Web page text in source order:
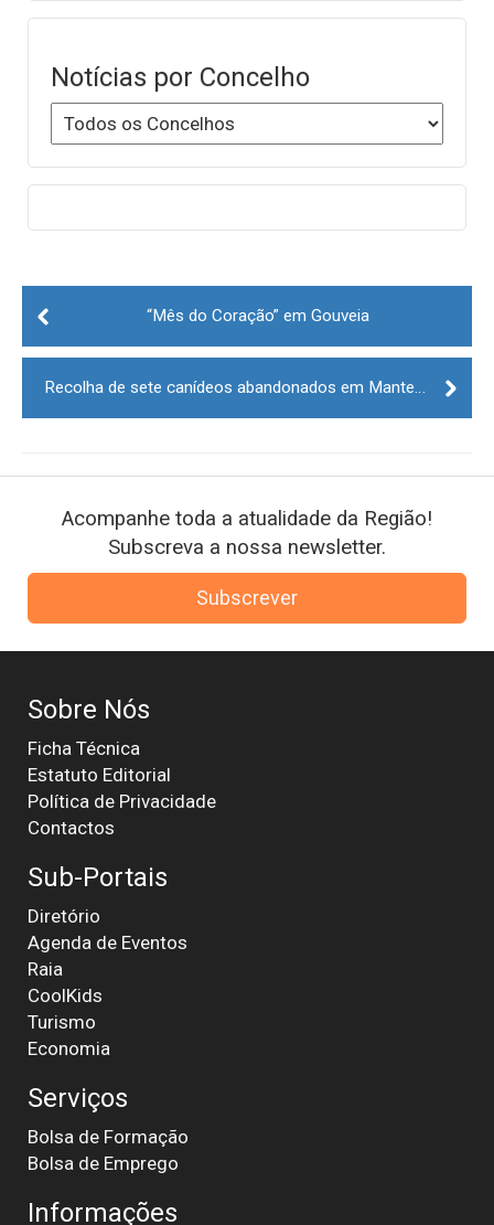
Notícias por Concelho
Post
navigation
“Mês do Coração” em Gouveia
Recolha de sete canídeos abandonados em Manteigas
Acompanhe toda a atualidade da Região!
Subscreva a nossa newsletter.
Subscrever
Sobre Nós
Ficha Técnica
Estatuto Editorial
Política de Privacidade
Contactos
Sub-Portais
Diretório
Agenda de Eventos
Raia
CoolKids
Turismo
Economia
Serviços
Bolsa de Formação
Bolsa de Emprego
Informações